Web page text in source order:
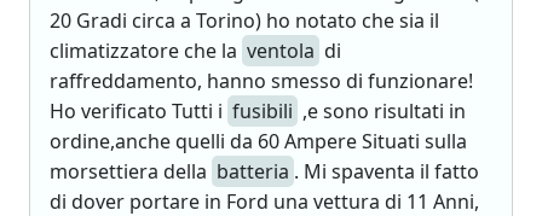
20 Gradi circa a Torino) ho notato che sia il
climatizzatore che la ventola di
raffreddamento, hanno smesso di funzionare!
Ho verificato Tutti i fusibili ,e sono risultati in
ordine,anche quelli da 60 Ampere Situati sulla
morsettiera della batteria . Mi spaventa il fatto
di dover portare in Ford una vettura di 11 Anni,